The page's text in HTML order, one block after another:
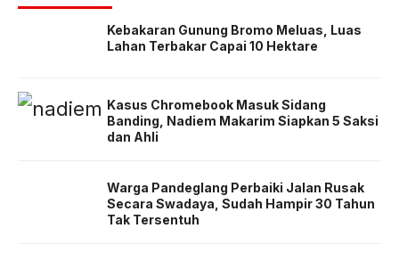
Kebakaran Gunung Bromo Meluas, Luas
Lahan Terbakar Capai 10 Hektare
Kasus Chromebook Masuk Sidang
Banding, Nadiem Makarim Siapkan 5 Saksi
dan Ahli
Warga Pandeglang Perbaiki Jalan Rusak
Secara Swadaya, Sudah Hampir 30 Tahun
Tak Tersentuh